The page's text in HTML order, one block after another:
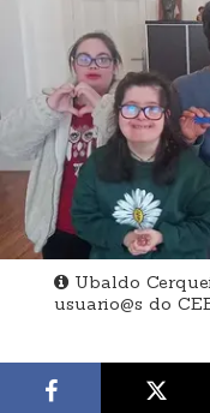
Ubaldo
usuario@s do